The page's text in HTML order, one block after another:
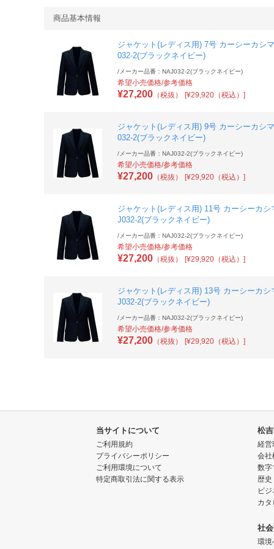
商品基本情報
ジャケット(レディス用) 7号 カーシーカシ
032-2(ブラックネイビー)
/ メーカー品番：NAJ032-2(ブラックネイビー)
希望小売価格/参考価格
¥27,200 （税抜） [¥29,920（税込）]
ジャケット(レディス用) 9号 カーシーカシ
032-2(ブラックネイビー)
/ メーカー品番：NAJ032-2(ブラックネイビー)
希望小売価格/参考価格
¥27,200 （税抜） [¥29,920（税込）]
ジャケット(レディス用) 11号 カーシーカシ
J032-2(ブラックネイビー)
/ メーカー品番：NAJ032-2(ブラックネイビー)
希望小売価格/参考価格
¥27,200 （税抜） [¥29,920（税込）]
ジャケット(レディス用) 13号 カーシーカシ
J032-2(ブラックネイビー)
/ メーカー品番：NAJ032-2(ブラックネイビー)
希望小売価格/参考価格
¥27,200 （税抜） [¥29,920（税込）]
当サイトについて
ご利用規約
プライバシーポリシー
ご利用環境について
特定商取引法に関する表示
松
経営
会社
数字
歴史
ビ
カタ
社
環境